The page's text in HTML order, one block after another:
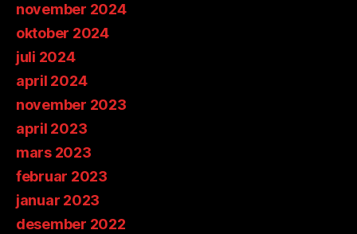
november 2024
oktober 2024
juli 2024
april 2024
november 2023
april 2023
mars 2023
februar 2023
januar 2023
desember 2022